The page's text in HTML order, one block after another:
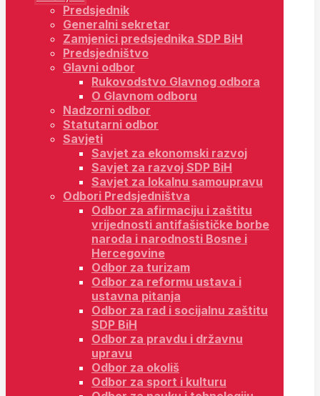
Predsjednik
Generalni sekretar
Zamjenici predsjednika SDP BiH
Predsjedništvo
Glavni odbor
Rukovodstvo Glavnog odbora
O Glavnom odboru
Nadzorni odbor
Statutarni odbor
Savjeti
Savjet za ekonomski razvoj
Savjet za razvoj SDP BiH
Savjet za lokalnu samoupravu
Odbori Predsjedništva
Odbor za afirmaciju i zaštitu
vrijednosti antifašističke borbe
naroda i narodnosti Bosne i
Hercegovine
Odbor za turizam
Odbor za reformu ustava i
ustavna pitanja
Odbor za rad i socijalnu zaštitu
SDP BiH
Odbor za pravdu i državnu
upravu
Odbor za okoliš
Odbor za sport i kulturu